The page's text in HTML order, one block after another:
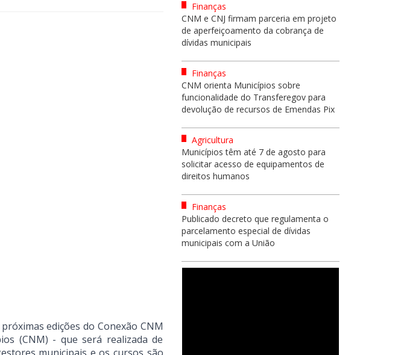
edições do Conexão CNM
(CNM) - que será realizada de
Finanças
CNM e CNJ firmam parceria em projeto
de aperfeiçoamento da cobrança de
dívidas municipais
Finanças
CNM orienta Municípios sobre
funcionalidade do Transferegov para
devolução de recursos de Emendas Pix
Agricultura
Municípios têm até 7 de agosto para
solicitar acesso de equipamentos de
direitos humanos
Finanças
Publicado decreto que regulamenta o
parcelamento especial de dívidas
municipais com a União